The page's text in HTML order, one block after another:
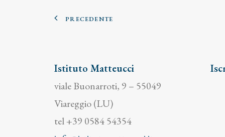
PRECEDENTE
Istituto Matteucci
viale Buonarroti, 9 – 55049
Viareggio (LU)
tel +39 0584 54354